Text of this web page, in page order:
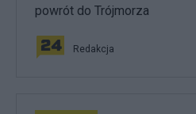
powrót do Trójmorza
Redakcja